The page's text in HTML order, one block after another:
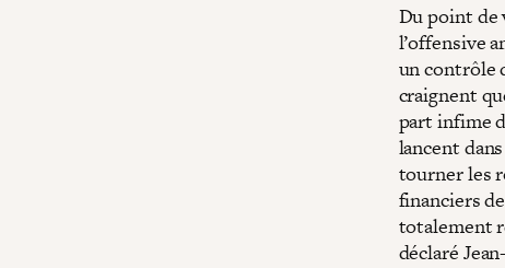
Du point de
l’offensive
un contrôle
craignent
part infime
lancent
tourner les
financiers
totalement
déclaré